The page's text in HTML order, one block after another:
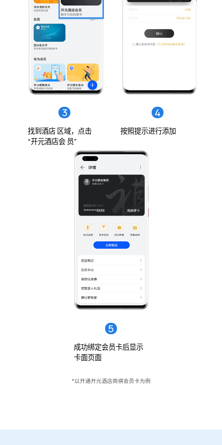
3
找到酒店 区域，点击
“开元酒店会 员”
4
按照提示进行添加
5
成功绑定会员卡后显示
卡面页面
*以开通开元酒店商祺会员卡为例